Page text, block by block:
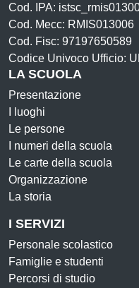
Cod. IPA:
Cod. Mecc: RMIS013006
Cod. Fisc: 97197650589
Codice Univoco Ufficio:
LA SCUOLA
Presentazione
I luoghi
Le persone
I numeri della scuola
Le carte della scuola
Organizzazione
La storia
I SERVIZI
Personale scolastico
Famiglie e studenti
Percorsi di studio